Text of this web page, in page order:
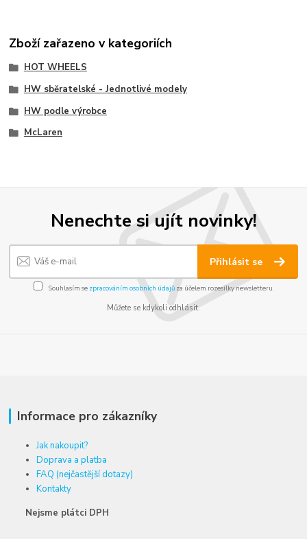
Zboží zařazeno v kategoriích
HOT WHEELS
HW sběratelské - Jednotlivé modely
HW podle výrobce
McLaren
Nenechte si ujít novinky!
Přihlásit se
Souhlasím se zpracováním osobních údajůza účelem rozesílky newsletteru.
Můžete se kdykoli odhlásit.
Informace pro zákazníky
Jak nakoupit?
Doprava a platba
FAQ (nejčastější dotazy)
Kontakty
Nejsme plátci DPH